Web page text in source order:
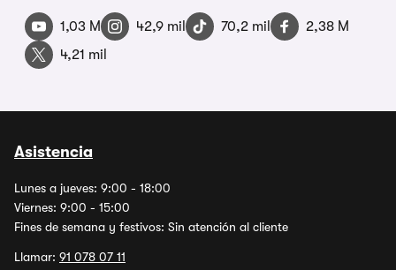
1,03 M 42,9 mil 70,2 mil
2,38 M
4,21 mil
Asistencia
Lunes a jueves: 9:00 - 18:00
Viernes: 9:00 - 15:00
Fines de semana y festivos: Sin atención al cliente
Llamar: 91 078 07 11